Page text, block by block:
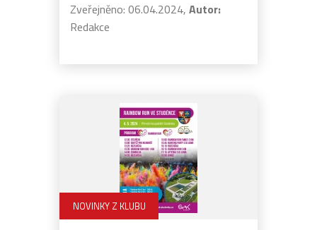
Zveřejněno: 06.04.2024, Autor:
Redakce
NOVINKY Z KLUBU